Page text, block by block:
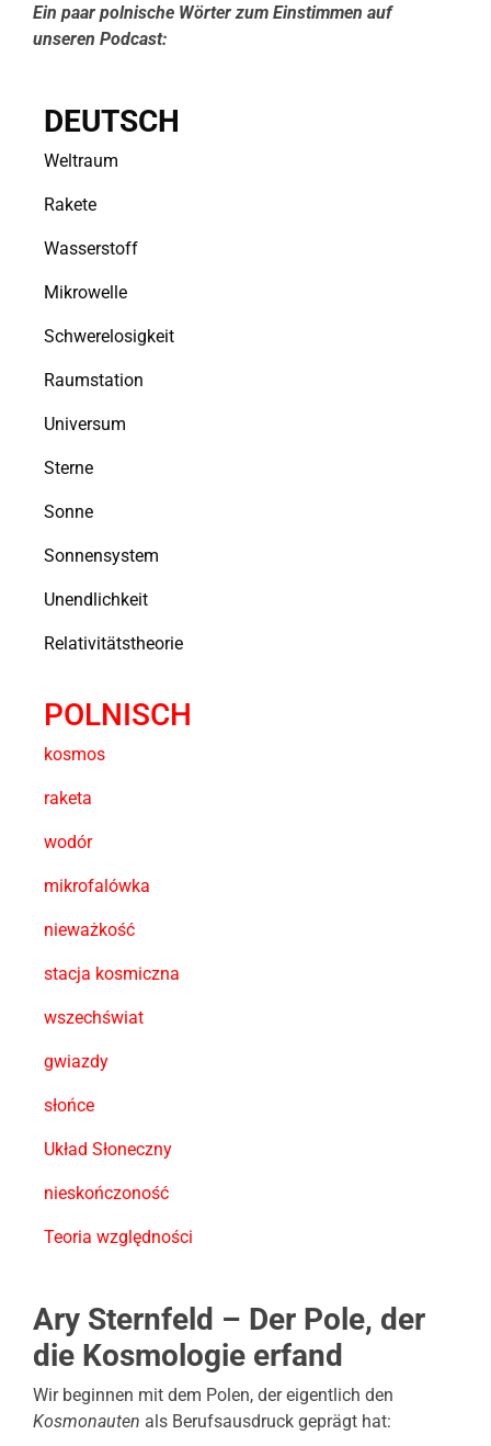
Ein paar polnische Wörter zum Einstimmen auf
unseren Podcast:
DEUTSCH
Weltraum
Rakete
Wasserstoff
Mikrowelle
Schwerelosigkeit
Raumstation
Universum
Sterne
Sonne
Sonnensystem
Unendlichkeit
Relativitätstheorie
POLNISCH
kosmos
raketa
wodór
mikrofalówka
nieważkość
stacja kosmiczna
wszechświat
gwiazdy
słońce
Układ Słoneczny
nieskończoność
Teoria względności
Ary Sternfeld – Der Pole, der
die Kosmologie erfand
Wir beginnen mit dem Polen, der eigentlich den
Kosmonauten als Berufsausdruck geprägt hat: